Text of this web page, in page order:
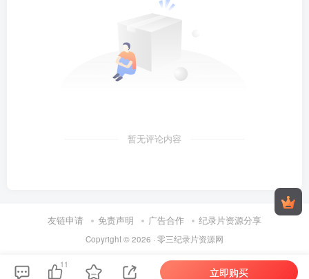
暂无评论内容
友链申请 免责声明 广告合作 纪录片资源分享
Copyright © 2026 · 零三纪录片资源网
11
立即购买